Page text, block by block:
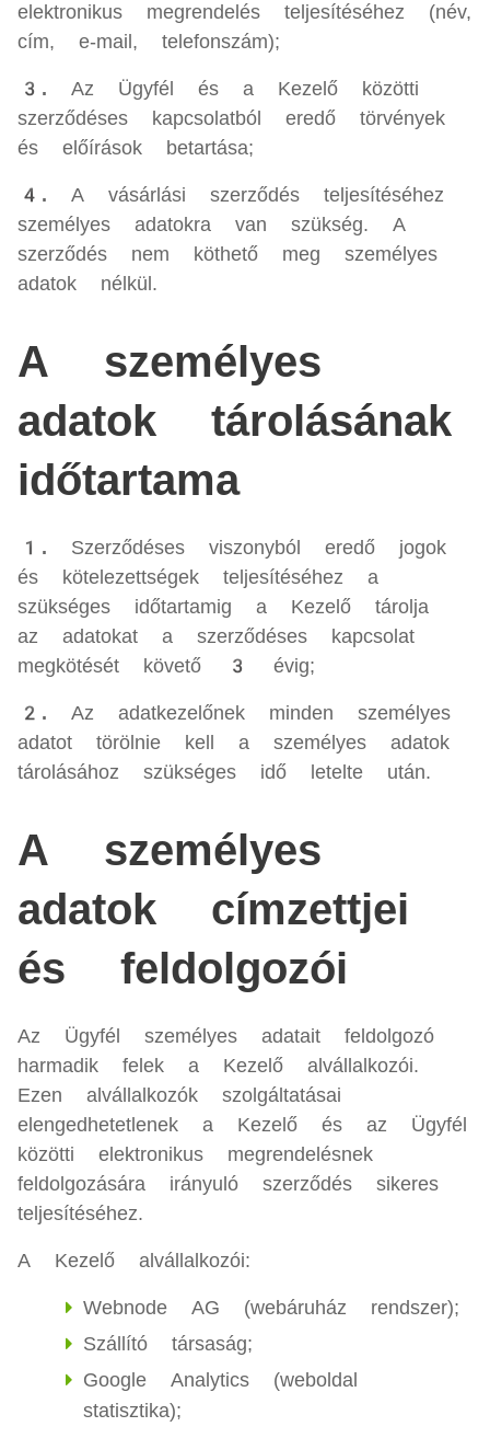
elektronikus megrendelés teljesítéséhez (név,
cím, e-mail, telefonszám);
3. Az Ügyfél és a Kezelő közötti
szerződéses kapcsolatból eredő törvények
és előírások betartása;
4. A vásárlási szerződés teljesítéséhez
személyes adatokra van szükség. A
szerződés nem köthető meg személyes
adatok nélkül.
A személyes
adatok tárolásának
időtartama
1. Szerződéses viszonyból eredő jogok
és kötelezettségek teljesítéséhez a
szükséges időtartamig a Kezelő tárolja
az adatokat a szerződéses kapcsolat
megkötését követő 3 évig;
2. Az adatkezelőnek minden személyes
adatot törölnie kell a személyes adatok
tárolásához szükséges idő letelte után.
A személyes
adatok címzettjei
és feldolgozói
Az Ügyfél személyes adatait feldolgozó
harmadik felek a Kezelő alvállalkozói.
Ezen alvállalkozók szolgáltatásai
elengedhetetlenek a Kezelő és az Ügyfél
közötti elektronikus megrendelésnek
feldolgozására irányuló szerződés sikeres
teljesítéséhez.
A Kezelő alvállalkozói:
Webnode AG (webáruház rendszer);
Szállító társaság;
Google Analytics (weboldal
statisztika);